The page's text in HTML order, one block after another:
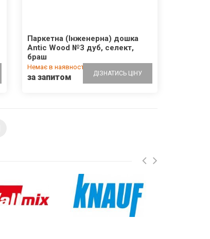
Паркетна (Інженерна) дошка
Antic Wood №3 дуб, селект,
браш
Немає в наявності
за запитом ДІЗНАТИСЬ ЦІНУ